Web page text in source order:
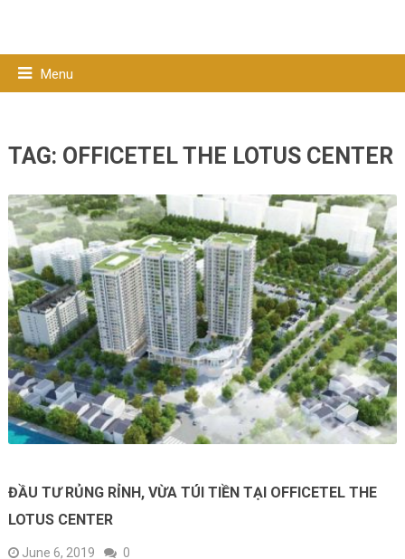
Menu
TAG: OFFICETEL THE LOTUS CENTER
ĐẦU TƯ RỦNG RỈNH, VỪA TÚI TIỀN TẠI OFFICETEL THE
LOTUS CENTER
June 6, 2019 0